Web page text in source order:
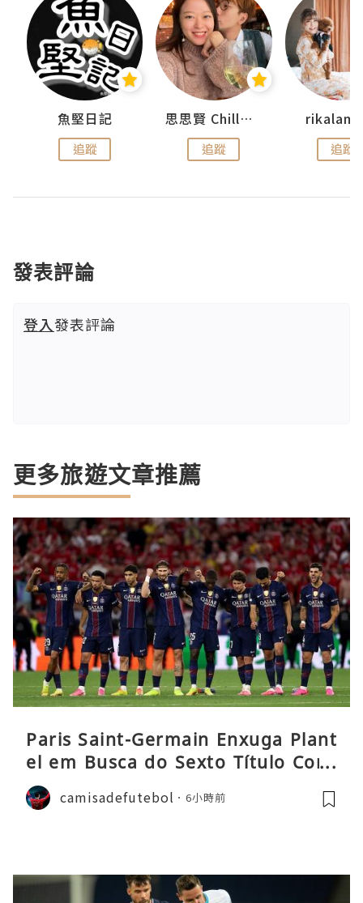
魚堅日記
追蹤
思思賢 ChillMyBabe
追蹤 追蹤
發表評論
登入發表評論
更多旅遊文章推薦
Paris Saint-Germain Enxuga Plant
el em Busca do Sexto Título Cons
ecutivo da Liga
camisadefutebol 6小時前